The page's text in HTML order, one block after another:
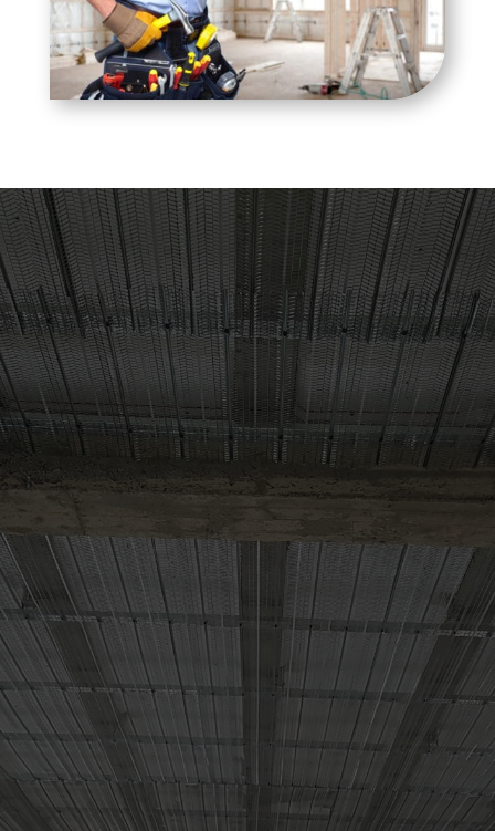
Contactez-Nous
Adresse
95 Impasse des Dentelles, 84170 Monteux
06 26 49 48 17
Email
calvin.daniel@orange.fr